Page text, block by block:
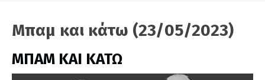
Μπαμ και κάτω (23/05/2023)
ΜΠΑΜ ΚΑΙ ΚΑΤΩ